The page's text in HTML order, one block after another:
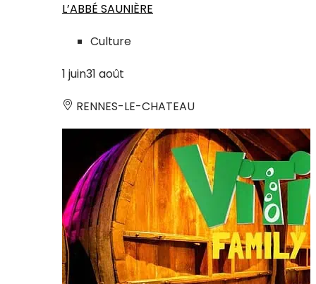
L’ABBÉ SAUNIÈRE
Culture
1 juin31 août
RENNES-LE-CHATEAU